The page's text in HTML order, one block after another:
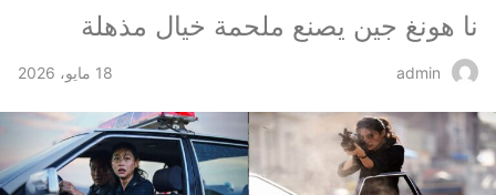
نا هونغ جين يصنع ملحمة خيال مذهلة
admin 18 مايو، 2026